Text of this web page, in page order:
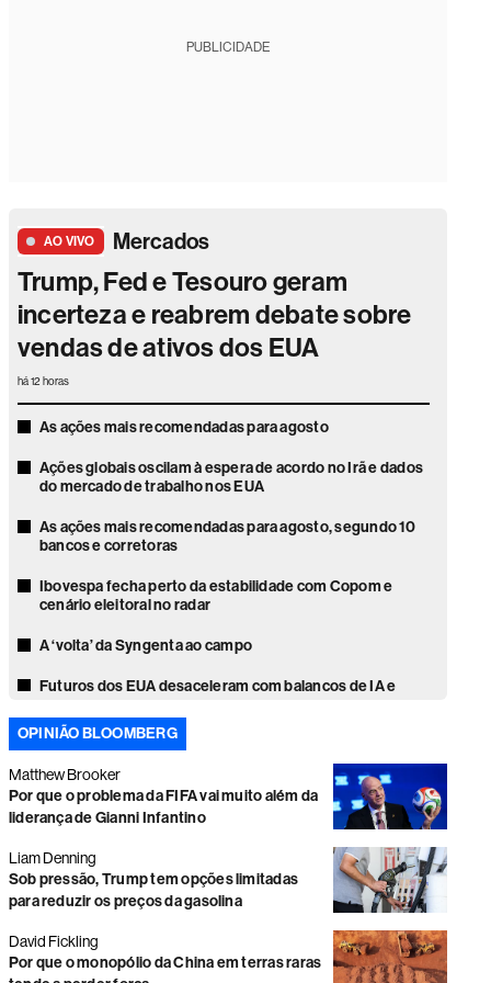
PUBLICIDADE
AO VIVO Mercados
Trump, Fed e Tesouro geram
incerteza e reabrem debate sobre
vendas de ativos dos EUA
há 12 horas
As ações mais recomendadas para agosto
Ações globais oscilam à espera de acordo no Irã e dados
do mercado de trabalho nos EUA
As ações mais recomendadas para agosto, segundo 10
bancos e corretoras
Ibovespa fecha perto da estabilidade com Copom e
cenário eleitoral no radar
A ‘volta’ da Syngenta ao campo
Futuros dos EUA desaceleram com balanços de IA e
Ibovespa sobe antes do Copom em dia de queda dos
juros futuros e alívio no petróleo
O avanço da Loft nas incorporadoras
Ações globais se aproximam de máximas históricas com
Vale e Petrobras caem e limitam o desempenho do
OPINIÃO BLOOMBERG
Matthew Brooker
Por que o problema da FIFA vai muito além da
liderança de Gianni Infantino
Liam Denning
Sob pressão, Trump tem opções limitadas
para reduzir os preços da gasolina
David Fickling
Por que o monopólio da China em terras raras